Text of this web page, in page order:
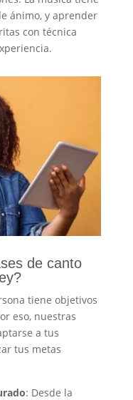
ánimo, y aprender
con técnica
de canto
tiene objetivos
eso, nuestras
a tus
tus metas
: Desde la